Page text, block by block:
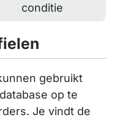
conditie
gebruikt
op te
Je vindt de